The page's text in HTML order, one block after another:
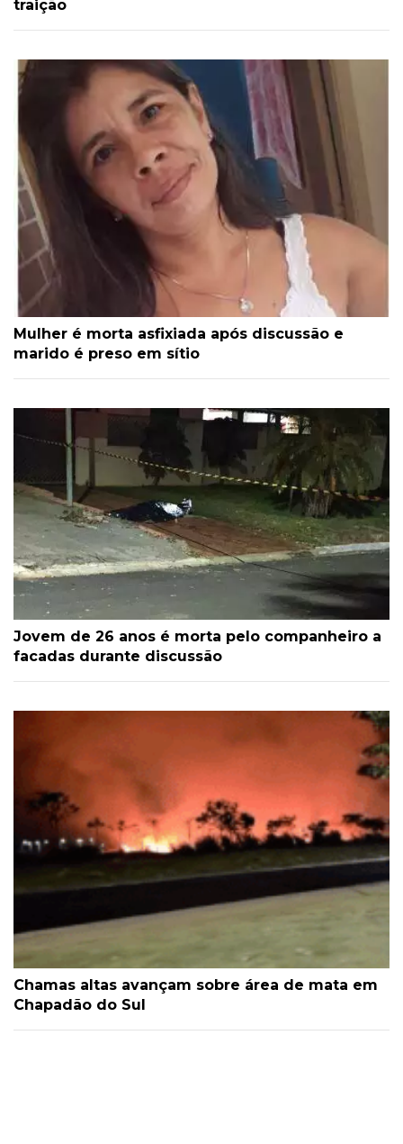
traição
Mulher é morta asfixiada após discussão e
marido é preso em sítio
Jovem de 26 anos é morta pelo companheiro a
facadas durante discussão
Chamas altas avançam sobre área de mata em
Chapadão do Sul